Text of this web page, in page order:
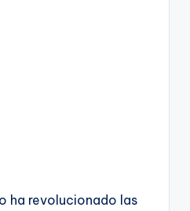
ha revolucionado las